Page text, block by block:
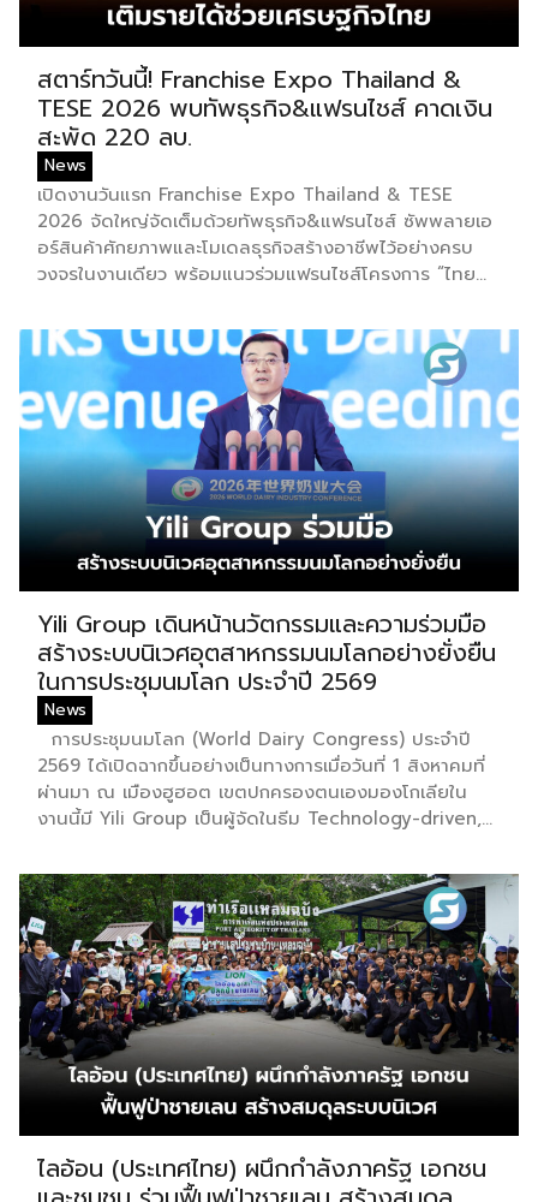
สตาร์ทวันนี้! Franchise Expo Thailand &
TESE 2026 พบทัพธุรกิจ&แฟรนไชส์ คาดเงิน
สะพัด 220 ลบ.
News
เปิดงานวันแรก Franchise Expo Thailand & TESE
2026 จัดใหญ่จัดเต็มด้วยทัพธุรกิจ&แฟรนไชส์ ซัพพลายเอ
อร์สินค้าศักยภาพและโมเดลธุรกิจสร้างอาชีพไว้อย่างครบ
วงจรในงานเดียว พร้อมแนวร่วมแฟรนไชส์โครงการ “ไทย
ไชส์ 50% มาเสริมทัพในงาน รวมกว่า 250 บูธ บนพื้นที่
15,000 ตารางเมตร หวังเป็นทางเลือกสร้างรายได้เพิ่มและ
พยุงเศรษฐกิจไทยให้ฟื้นตัว เสิร์ฟครบจบในงานด้วยสินเชื่อ
และทำเลทองทั่วประเทศ พร้อมเสวนาให้ความรู้โดยผู้ทรง
คุณวุฒิคับคั่ง และกิจกรรมเจรจาจับคู่ธุรกิจทั้งในและต่าง
ประเทศ งานจัดต่อเนื่องระหว่างวันที่ 6-9 สิงหาคมนี้ ที่
ฮอลล์ 6-8 อิมแพ็คเมืองทองธานี คาดเม็ดเงินสะพัดในงาน
ราว 220 ล้านบาท นายพูนพงษ์ นัยนาภากรณ์ อธิบดีกรม
พัฒนาธุรกิจการค้า กระทรวงพาณิชย์ กล่าวว่า งาน ”
Franchise Expo Thailand & Thailand E-
Commerce Selection Expo (TESE 2026) เป็นเวทีแส
ดงธุรกิจแฟรนไชส์และโซลูชั่นส์แบบครบวงจร […]
Yili Group เดินหน้านวัตกรรมและความร่วมมือ
สร้างระบบนิเวศอุตสาหกรรมนมโลกอย่างยั่งยืน
ในการประชุมนมโลก ประจำปี 2569
News
การประชุมนมโลก (World Dairy Congress) ประจำปี
2569 ได้เปิดฉากขึ้นอย่างเป็นทางการเมื่อวันที่ 1 สิงหาคมที่
ผ่านมา ณ เมืองฮูฮอต เขตปกครองตนเองมองโกเลียใน
งานนี้มี Yili Group เป็นผู้จัดในธีม Technology-driven,
Global Dairy Ecosystem (ขับเคลื่อนด้วยเทคโนโลยี มุ่ง
กระชับความร่วมมือ สร้างระบบนิเวศอุตสาหกรรมนมโลก
อย่างยั่งยืน) ถือเป็นเวทีระดับโลกที่รวบรวมผู้นำจากสมาคม
การค้านานาชาติ นักวิชาการ และผู้บริหารระดับสูงตลอดห่วง
โซ่คุณค่าของอุตสาหกรรมนมทั่วโลก ฮูฮอตขึ้นแท่นเมือง
หลวงแห่งอุตสาหกรรมนมโลกอย่างเป็นทางการ ในพิธีเปิด
การประชุม สหพันธ์วิทยาศาสตร์และเทคโนโลยีการอาหาร
นานาชาติ (IUFoST) ได้มอบป้ายประกาศเกียรติคุณและ
รางวัลที่ระลึก เพื่อรับรองให้เมืองฮูฮอตดำรงตำแหน่ง
World Dairy Capital หรือเมืองหลวงแห่งอุตสาหกรรมนม
โลก อย่างเป็นทางการ ดร.ภาวิณี ชินะโชติ ประธานบริหาร
IUFoST กล่าวในพิธีเปิดว่า การมอบตำแหน่งดังกล่าวถือเป็น
สัญญาณแห่งความสำเร็จที่สะท้อนความมุ่งมั่นทุ่มเทของเมือง
ไลอ้อน (ประเทศไทย) ผนึกกำลังภาครัฐ เอกชน